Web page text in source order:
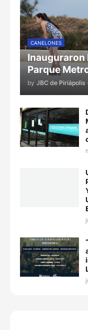
CANELONES
Inauguraron
Parque
by JBC de Piriápolis